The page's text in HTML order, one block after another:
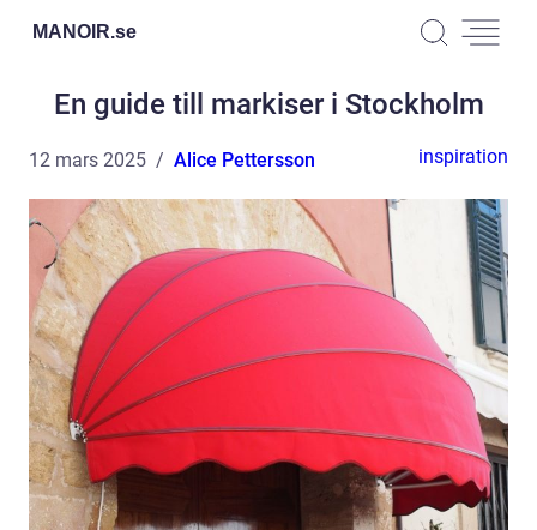
MANOIR.se
En guide till markiser i Stockholm
12 mars 2025 Alice Pettersson inspiration